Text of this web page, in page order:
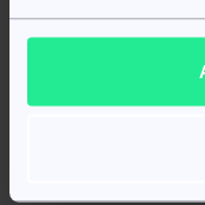
Veränderungen
Magen- oder
Schwellungen im